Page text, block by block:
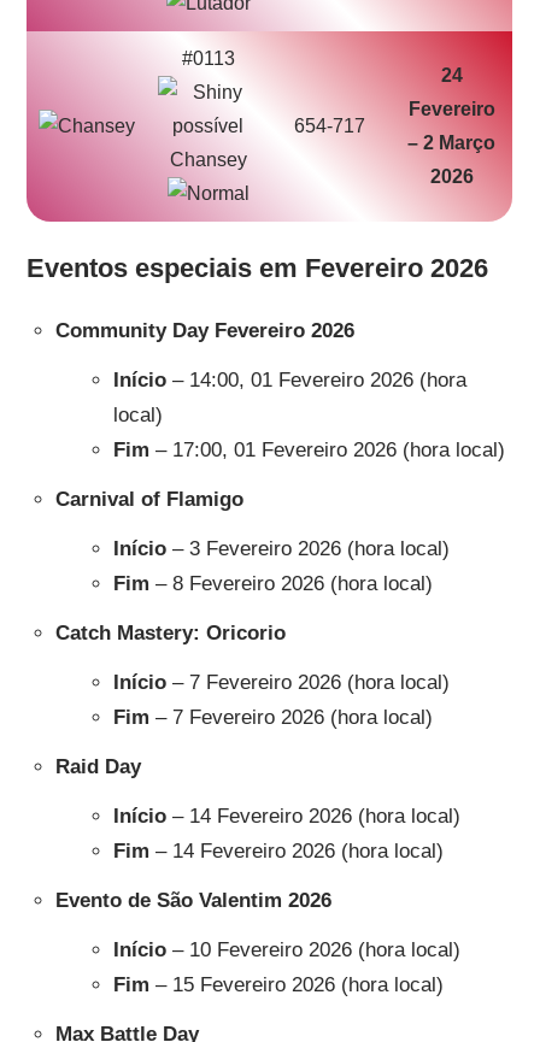
#0113
Chansey
654-717
24
Fevereiro
– 2 Março
2026
Eventos especiais em Fevereiro 2026
Community Day Fevereiro 2026
Início– 14:00, 01 Fevereiro 2026 (hora
local)
Fim – 17:00, 01 Fevereiro 2026 (hora local)
Carnival of Flamigo
Início– 3 Fevereiro 2026 (hora local)
Fim – 8 Fevereiro 2026 (hora local)
Catch Mastery: Oricorio
Início– 7 Fevereiro 2026 (hora local)
Fim – 7 Fevereiro 2026 (hora local)
Raid Day
Início– 14 Fevereiro 2026 (hora local)
Fim – 14 Fevereiro 2026 (hora local)
Evento de São Valentim 2026
Início– 10 Fevereiro 2026 (hora local)
Fim – 15 Fevereiro 2026 (hora local)
Max Battle Day